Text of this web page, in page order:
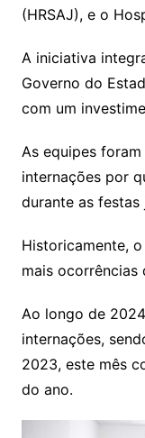
(HRSAJ), e o
A iniciativa
Governo do
com um
As equipes
internações por
durante as festas
Historicamente,
mais ocorrências
Ao longo de
internações,
2023, este mês
do ano.